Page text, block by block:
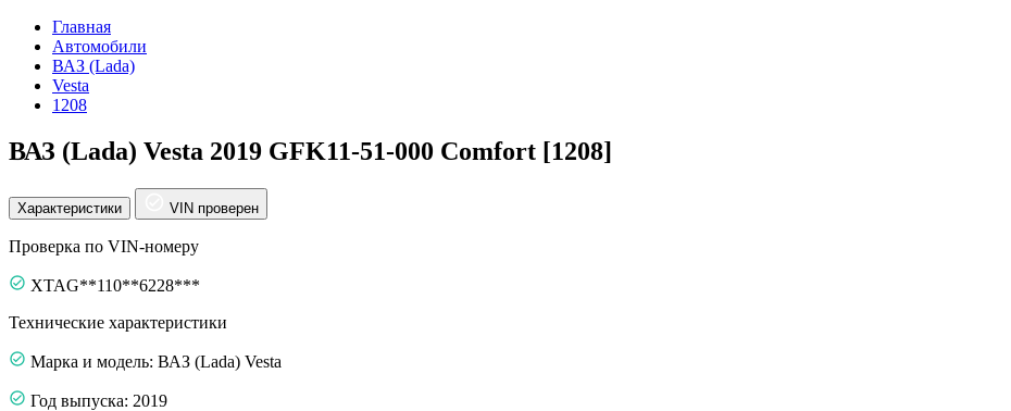
Главная
Автомобили
ВАЗ (Lada)
Vesta
1208
ВАЗ (Lada) Vesta 2019 GFK11-51-000 Comfort [1208]
Характеристики VIN проверен
Проверка по VIN-номеру
XTAG**110**6228***
Технические характеристики
Марка и модель: ВАЗ (Lada) Vesta
Год выпуска: 2019